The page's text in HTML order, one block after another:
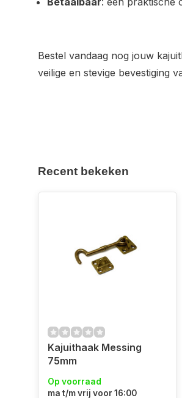
Bestel vandaag nog jouw
veilige en stevige bevestiging
Recent bekeken
Kajuithaak Messing
75mm
Op voorraad
ma t/m vrij voor 16:00